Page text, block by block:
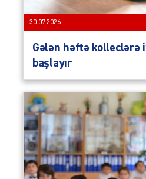
30.07.2026
Gələn həftə kolleclərə
başlayır